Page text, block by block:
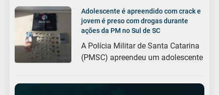
Adolescente é apreendido com crack e
jovem é preso com drogas durante
ações da PM no Sul de SC
A Polícia Militar de Santa Catarina
(PMSC) apreendeu um adolescente